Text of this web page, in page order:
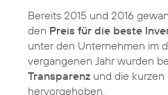
Bereits 2015 und 2016
den Preis für die beste
unter den Unternehmen im
vergangenen Jahr wurden
Transparenz und die kurzen
hervorgehoben.